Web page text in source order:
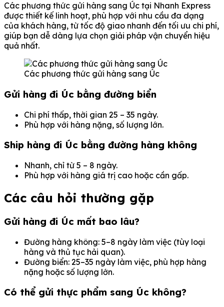
Các phương thức gửi hàng sang Úc tại Nhanh Express
được thiết kế linh hoạt, phù hợp với nhu cầu đa dạng
của khách hàng, từ tốc độ giao nhanh đến tối ưu chi phí,
giúp bạn dễ dàng lựa chọn giải pháp vận chuyển hiệu
quả nhất.
Các phương thức gửi hàng sang Úc
Gửi hàng đi Úc bằng đường biển
Chi phí thấp, thời gian 25 – 35 ngày.
Phù hợp với hàng nặng, số lượng lớn.
Ship hàng đi Úc bằng đường hàng không
Nhanh, chỉ từ 5 – 8 ngày.
Phù hợp với hàng giá trị cao hoặc cần gấp.
Các câu hỏi thường gặp
Gửi hàng đi Úc mất bao lâu?
Đường hàng không: 5–8 ngày làm việc (tùy loại
hàng và thủ tục hải quan).
Đường biển: 25–35 ngày làm việc, phù hợp hàng
nặng hoặc số lượng lớn.
Có thể gửi thực phẩm sang Úc không?